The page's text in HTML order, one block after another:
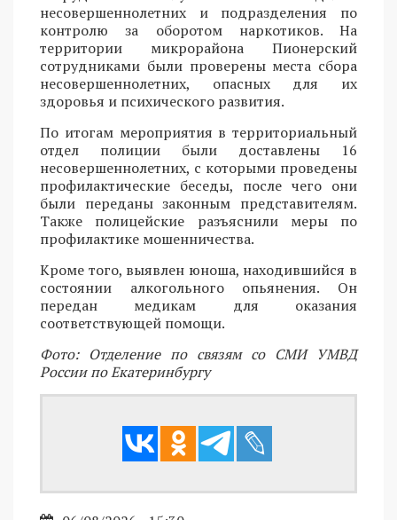
несовершеннолетних и подразделения по
контролю за оборотом наркотиков. На
территории микрорайона Пионерский
сотрудниками были проверены места сбора
несовершеннолетних, опасных для их
здоровья и психического развития.
По итогам мероприятия в территориальный
отдел полиции были доставлены 16
несовершеннолетних, с которыми проведены
профилактические беседы, после чего они
были переданы законным представителям.
Также полицейские разъяснили меры по
профилактике мошенничества.
Кроме того, выявлен юноша, находившийся в
состоянии алкогольного опьянения. Он
передан медикам для оказания
соответствующей помощи.
Фото: Отделение по связям со СМИ УМВД
России по Екатеринбургу